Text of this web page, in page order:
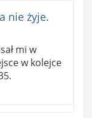
nie żyje.
mi w
w kolejce